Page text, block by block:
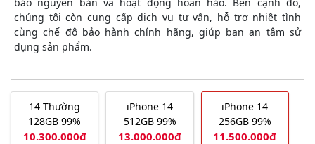
chúng tôi còn cung cấp dịch vụ tư vấn, hỗ trợ nhiệt tình
cùng chế độ bảo hành chính hãng, giúp bạn an tâm sử
dụng sản phẩm.
14 Thường
128GB 99%
10.300.000đ
iPhone 14
512GB 99%
13.000.000đ
iPhone 14
256GB 99%
11.500.000đ